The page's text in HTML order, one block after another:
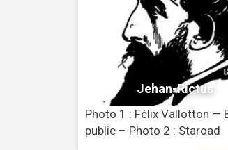
Photo 1 : Félix Vallotton —
public – Photo 2 : Staroad